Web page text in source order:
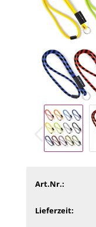
Art.Nr.:
Lieferzeit: